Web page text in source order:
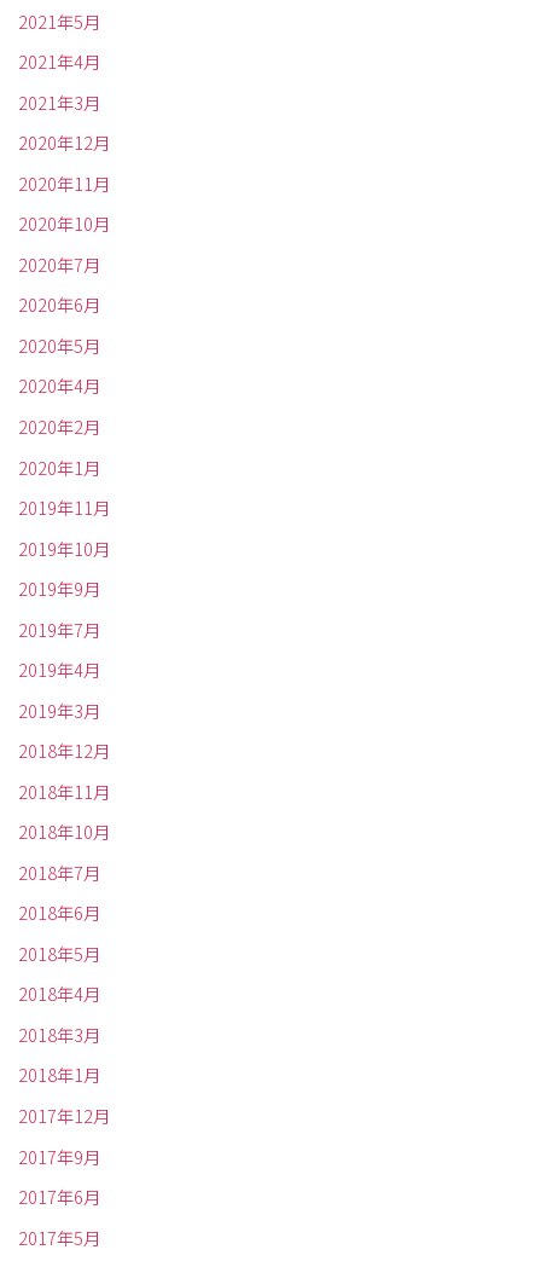
2021年5月
2021年4月
2021年3月
2020年12月
2020年11月
2020年10月
2020年7月
2020年6月
2020年5月
2020年4月
2020年2月
2020年1月
2019年11月
2019年10月
2019年9月
2019年7月
2019年4月
2019年3月
2018年12月
2018年11月
2018年10月
2018年7月
2018年6月
2018年5月
2018年4月
2018年3月
2018年1月
2017年12月
2017年9月
2017年6月
2017年5月